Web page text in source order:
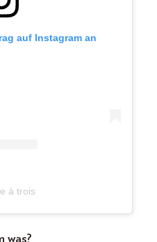
auf Instagram an
à trois
was?